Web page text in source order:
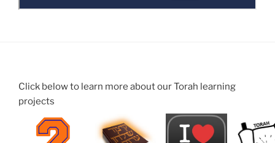
Click below to learn more about our Torah learning
projects